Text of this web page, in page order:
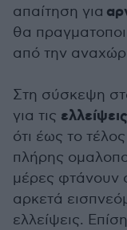
απαίτηση για
θα
από την
Στη σύσκεψη
για τις
ότι έως το
πλήρης
μέρες φτάνουν
αρκετά
ελλείψεις.